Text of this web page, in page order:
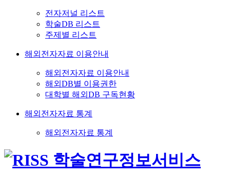
전자저널 리스트
학술DB 리스트
주제별 리스트
해외전자자료 이용안내
해외전자자료 이용안내
해외DB별 이용권한
대학별 해외DB 구독현황
해외전자자료 통계
해외전자자료 통계